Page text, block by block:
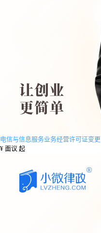
电信与信息服务业务经营许可证变更
¥ 面议 起